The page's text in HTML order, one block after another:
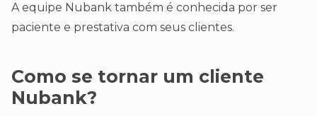
A equipe Nubank também é conhecida por ser
paciente e prestativa com seus clientes.
Como se tornar um cliente
Nubank?